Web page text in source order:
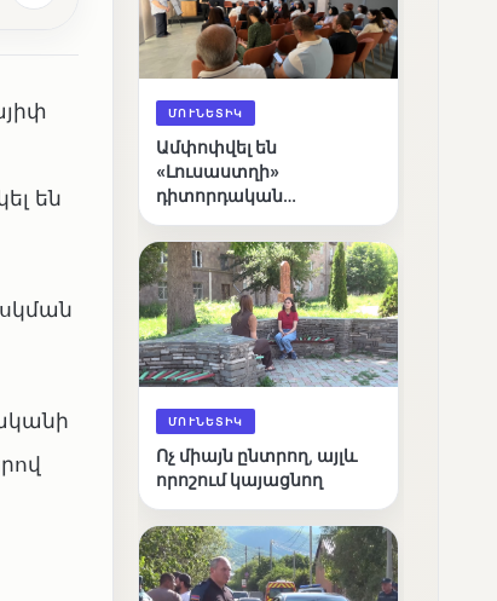
են
ՄՈՒՆԵՏԻԿ
Ամփոփվել են
«Լուսաստղի»
դիտորդական
արդյունքները
ՄՈՒՆԵՏԻԿ
Ոչ միայն ընտրող, այլև
որոշում կայացնող